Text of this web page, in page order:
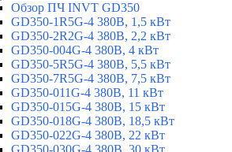
Обзор ПЧ INVT GD350
GD350-1R5G-4 380В, 1,5 кВт
GD350-2R2G-4 380В, 2,2 кВт
GD350-004G-4 380В, 4 кВт
GD350-5R5G-4 380В, 5,5 кВт
GD350-7R5G-4 380В, 7,5 кВт
GD350-011G-4 380В, 11 кВт
GD350-015G-4 380В, 15 кВт
GD350-018G-4 380В, 18,5 кВт
GD350-022G-4 380В, 22 кВт